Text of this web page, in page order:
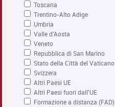
Toscana
Trentino-Alto Adige
Umbria
Valle d'Aosta
Veneto
Repubblica di San Marino
Stato della Città del Vaticano
Svizzera
Altri Paesi UE
Altri Paesi fuori dall'UE
Formazione a distanza (FAD)